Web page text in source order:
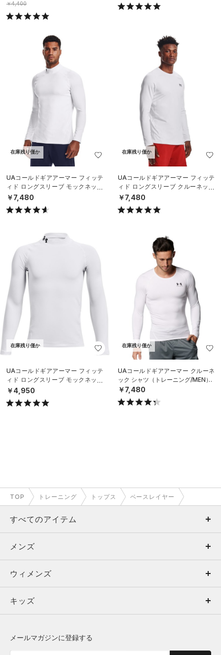
￥4,400
在庫残り僅か
UAコールドギアアーマー フィッテ
ィド ロングスリーブ モックネック
シャツ（トレーニング/MEN）
￥7,480
在庫残り僅か
UAコールドギアアーマー フィッテ
ィド ロングスリーブ クルーネック
シャツ（トレーニング/MEN）
￥7,480
在庫残り僅か
UAコールドギアアーマー フィッテ
ィド ロングスリーブ モックネック
シャツ（トレーニング/BOYS）
￥4,950
在庫残り僅か
UAコールドギアアーマー クルーネ
ック シャツ（トレーニング/MEN）
￥7,480
TOP トレーニング トップス ベースレイヤー
すべてのアイテム
メンズ
ウィメンズ
キッズ
メンズ
トップス
ボトムス
ウィメンズ
トップス
キッズ
メールマガジンに登録する